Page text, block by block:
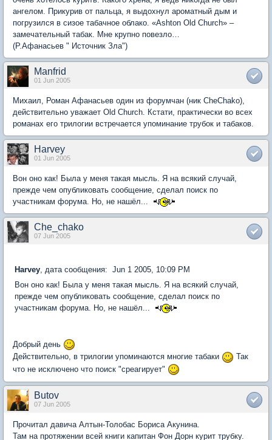
ангелом. Прикурив от пальца, я выдохнул ароматный дым и
погрузился в сизое табачное облако. «Ashton Old Church» –
замечательный табак. Мне крупно повезло…
(Р.Афанасьев " Источник Зла")
Manfrid
01 Jun 2005
Михаил, Роман Афанасьев один из форумчан (ник CheChako),
действительно уважает Old Church. Кстати, практически во всех
романах его трилогии встречается упоминание трубок и табаков.
Harvey
01 Jun 2005
Вон оно как! Была у меня такая мысль. Я на всякий случай,
прежде чем опубликовать сообщение, сделал поиск по
участникам форума. Но, не нашёл...
Che_chako
07 Jun 2005
Harvey , дата сообщения: Jun 1 2005, 10:09 PM
Вон оно как! Была у меня такая мысль. Я на всякий случай,
прежде чем опубликовать сообщение, сделал поиск по
участникам форума. Но, не нашёл...
Добрый день
Действительно, в трилогии упоминаются многие табаки
Так
что не исключено что поиск "среагирует"
Butov
07 Jun 2005
Прочитал давича Алтын-Толобас Бориса Акунина.
Там на протяжении всей книги капитан Фон Дорн курит трубку.